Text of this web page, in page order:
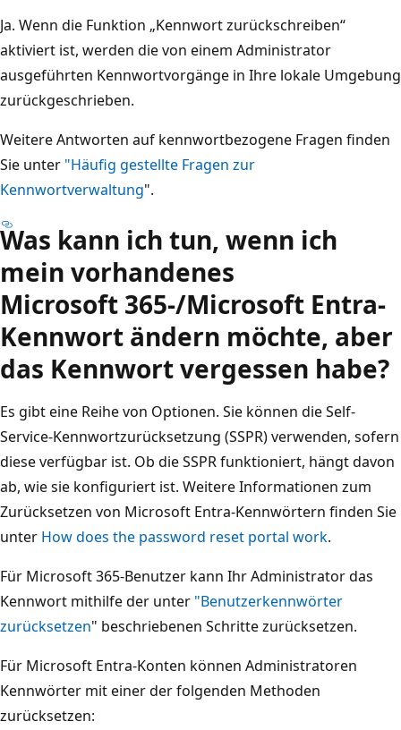
Ja. Wenn die Funktion „Kennwort zurückschreiben“
aktiviert ist, werden die von einem Administrator
ausgeführten Kennwortvorgänge in Ihre lokale Umgebung
zurückgeschrieben.
Weitere Antworten auf kennwortbezogene Fragen finden
Sie unter "Häufig gestellte Fragen zur
Kennwortverwaltung".
Was kann ich tun, wenn ich
mein vorhandenes
Microsoft 365-/Microsoft Entra-
Kennwort ändern möchte, aber
das Kennwort vergessen habe?
Es gibt eine Reihe von Optionen. Sie können die Self-
Service-Kennwortzurücksetzung (SSPR) verwenden, sofern
diese verfügbar ist. Ob die SSPR funktioniert, hängt davon
ab, wie sie konfiguriert ist. Weitere Informationen zum
Zurücksetzen von Microsoft Entra-Kennwörtern finden Sie
unter How does the password reset portal work.
Für Microsoft 365-Benutzer kann Ihr Administrator das
Kennwort mithilfe der unter "Benutzerkennwörter
zurücksetzen" beschriebenen Schritte zurücksetzen.
Für Microsoft Entra-Konten können Administratoren
Kennwörter mit einer der folgenden Methoden
zurücksetzen: